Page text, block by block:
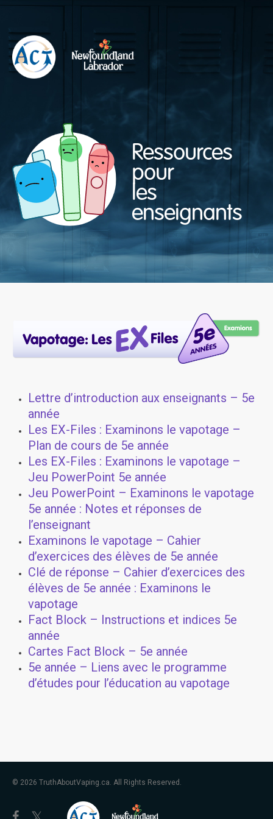
Ressources
pour
les
enseignants
Lettre d’introduction aux enseignants – 5e
année
Les EX-Files : Examinons le vapotage –
Plan de cours de 5e année
Les EX-Files : Examinons le vapotage –
Jeu PowerPoint 5e année
Jeu PowerPoint – Examinons le vapotage
5e année : Notes et réponses de
l’enseignant
Examinons le vapotage – Cahier
d’exercices des élèves de 5e année
Clé de réponse – Cahier d’exercices des
élèves de 5e année : Examinons le
vapotage
Fact Block – Instructions et indices 5e
année
Cartes Fact Block – 5e année
5e année – Liens avec le programme
d’études pour l’éducation au vapotage
© 2026 TruthAboutVaping.ca. All Rights Reserved.